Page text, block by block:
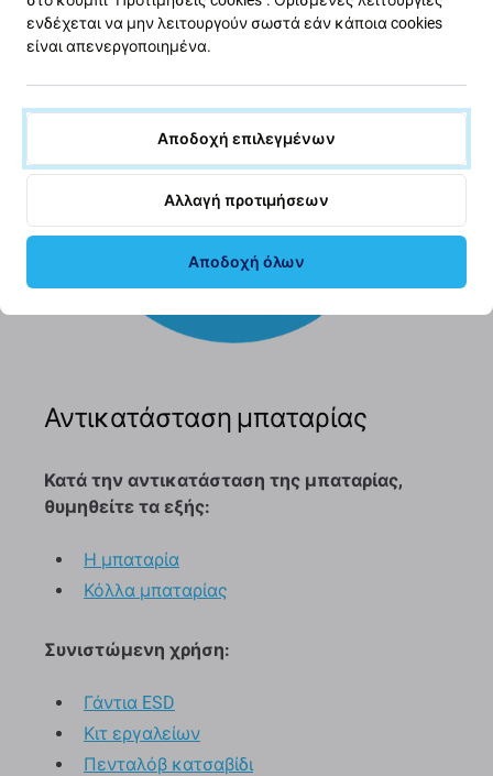
Αντικατάσταση μπαταρίας
Κατά την αντικατάσταση της μπαταρίας,
θυμηθείτε τα εξής:
Η μπαταρία
Κόλλα μπαταρίας
Συνιστώμενη χρήση:
Γάντια ESD
Κιτ εργαλείων
Πενταλόβ κατσαβίδι
ενδέχεται να μην λειτουργούν σωστά εάν κάποια cookies
είναι απενεργοποιημένα.
Αποδοχή επιλεγμένων
Αλλαγή προτιμήσεων
Αποδοχή όλων